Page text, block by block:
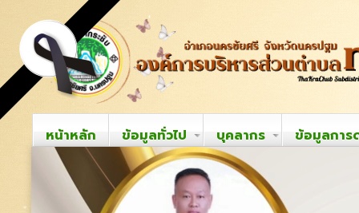
หน้าหลัก ข้อมูลทั่วไป บุคลากร ข้อมูลการ